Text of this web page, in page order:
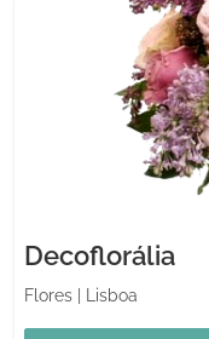
Decoflorália
Flores Lisboa